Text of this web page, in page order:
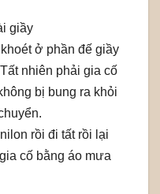
giầy
ở phần đế giầy
nhiên phải gia cố
bị bung ra khỏi
rồi đi tất rồi lại
cố bằng áo mưa